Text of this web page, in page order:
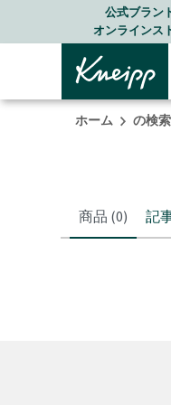
Skip to main content
Skip to footer content
公式ブラン
オンラインス
ホーム の検
商品 (0) 記